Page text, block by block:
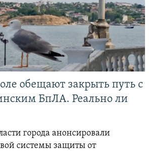
обещают закрыть путь с
БпЛА. Реально ли
города анонсировали
системы защиты от